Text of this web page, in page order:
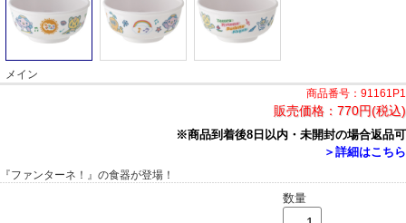
メイン
商品番号：91161P1
販売価格： 770円(税込)
※商品到着後8日以内・未開封の場合返品可
＞詳細はこちら
『ファンターネ！』の食器が登場！
数量